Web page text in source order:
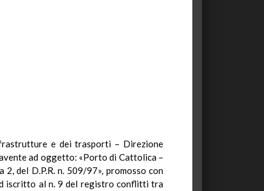
e dei trasporti – Direzione
ad oggetto: «Porto di Cattolica –
del D.P.R. n. 509/97», promosso con
iscritto al n. 9 del registro conflitti tra